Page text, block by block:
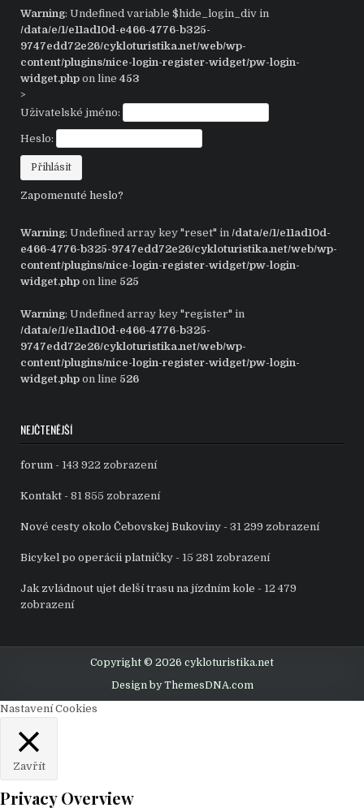
Warning: Undefined variable $hide_login_div in
/data/e/1/e11ad10d-e466-4776-b325-
9747edd72e26/cykloturistika.net/web/wp-
content/plugins/nice-login-register-widget/pw-login-
widget.php on line453
>
Uživatelské jméno:
Heslo:
Zapomenuté heslo?
Warning: Undefined array key "reset" in/data/e/1/e11ad10d-
e466-4776-b325-9747edd72e26/cykloturistika.net/web/wp-
content/plugins/nice-login-register-widget/pw-login-
widget.php on line 525
Warning: Undefined array key "register" in
/data/e/1/e11ad10d-e466-4776-b325-
9747edd72e26/cykloturistika.net/web/wp-
content/plugins/nice-login-register-widget/pw-login-
widget.php on line 526
NEJČTENĚJŠÍ
forum - 143 922 zobrazení
Kontakt - 81 855 zobrazení
Nové cesty okolo Čebovskej Bukoviny - 31 299 zobrazení
Bicykel po operácii platničky - 15 281 zobrazení
Jak zvládnout ujet delší trasu na jízdním kole - 12 479
zobrazení
Copyright © 2026 cykloturistika.net
Design by ThemesDNA.com
Nastavení Cookies
Zavřít
Privacy Overview